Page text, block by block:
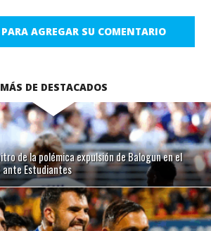
AGREGAR SU COMENTARIO
MÁS DE DESTACADOS
de la polémica expulsión de Balogun en el
ante Estudiantes